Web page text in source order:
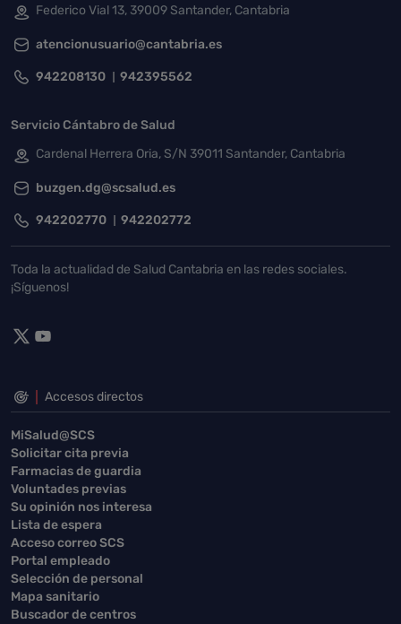
Federico Vial 13, 39009 Santander, Cantabria
atencionusuario@cantabria.es
942208130 942395562
Servicio Cántabro de Salud
Cardenal Herrera Oria, S/N 39011 Santander, Cantabria
buzgen.dg@scsalud.es
942202770 942202772
Toda la actualidad de Salud Cantabria en las redes sociales.
¡Síguenos!
Accesos directos
MiSalud@SCS
Solicitar cita previa
Farmacias de guardia
Voluntades previas
Su opinión nos interesa
Lista de espera
Acceso correo SCS
Portal empleado
Selección de personal
Mapa sanitario
Buscador de centros